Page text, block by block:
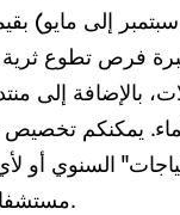
إلى مايو) بقيمة $1000
فرص تطوع
بالإضافة إلى
يمكنكم
السنوي أو
مستشفانا يلبي احتياجاتكم.